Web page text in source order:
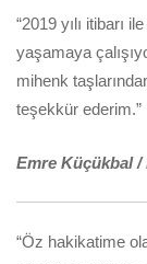
“2019 yılı itibarı
yaşamaya
mihenk
teşekkür ederim.”
Emre Küçükbal /
“Öz hakikatime